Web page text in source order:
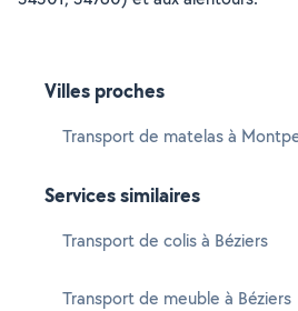
Villes proches
Transport de matelas à
Services similaires
Transport de colis à Béziers
Transport de meuble à Béziers